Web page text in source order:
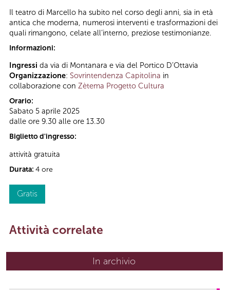
Il teatro di Marcello ha subito nel corso degli anni, sia in età
antica che moderna, numerosi interventi e trasformazioni dei
quali rimangono, celate all’interno, preziose testimonianze.
Informazioni:
Ingressi da via di Montanara e via del Portico D’Ottavia
Organizzazione: Sovrintendenza Capitolina in
collaborazione con Zètema Progetto Cultura
Orario:
Sabato 5 aprile 2025
dalle ore 9.30 alle ore 13.30
Biglietto d'ingresso:
attività gratuita
Durata: 4 ore
Gratis
Attività correlate
In archivio